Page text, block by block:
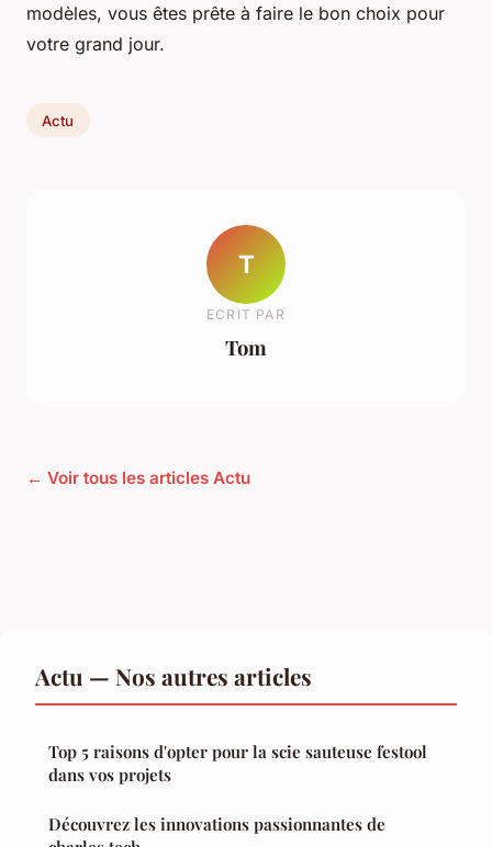
modèles, vous êtes prête à faire le bon choix pour
votre grand jour.
Actu
T
ECRIT PAR
Tom
← Voir tous les articles Actu
Actu — Nos autres articles
Top 5 raisons d'opter pour la scie sauteuse festool
dans vos projets
Découvrez les innovations passionnantes de